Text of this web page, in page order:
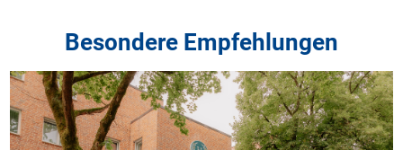
Besondere Empfehlungen